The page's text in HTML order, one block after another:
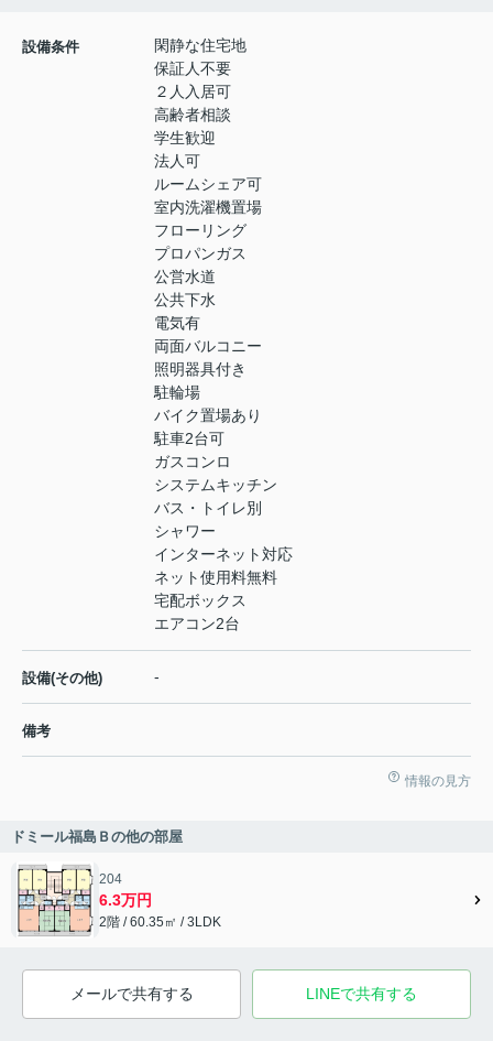
設備条件
閑静な住宅地
保証人不要
２人入居可
高齢者相談
学生歓迎
法人可
ルームシェア可
室内洗濯機置場
フローリング
プロパンガス
公営水道
公共下水
電気有
両面バルコニー
照明器具付き
駐輪場
バイク置場あり
駐車2台可
ガスコンロ
システムキッチン
バス・トイレ別
シャワー
インターネット対応
ネット使用料無料
宅配ボックス
エアコン2台
設備(その他) -
備考
情報の見方
ドミール福島Ｂの他の部屋
204
6.3万円
2階 / 60.35㎡ / 3LDK
メールで共有する LINEで共有する